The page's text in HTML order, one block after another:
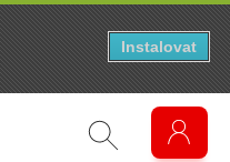
Instalovat